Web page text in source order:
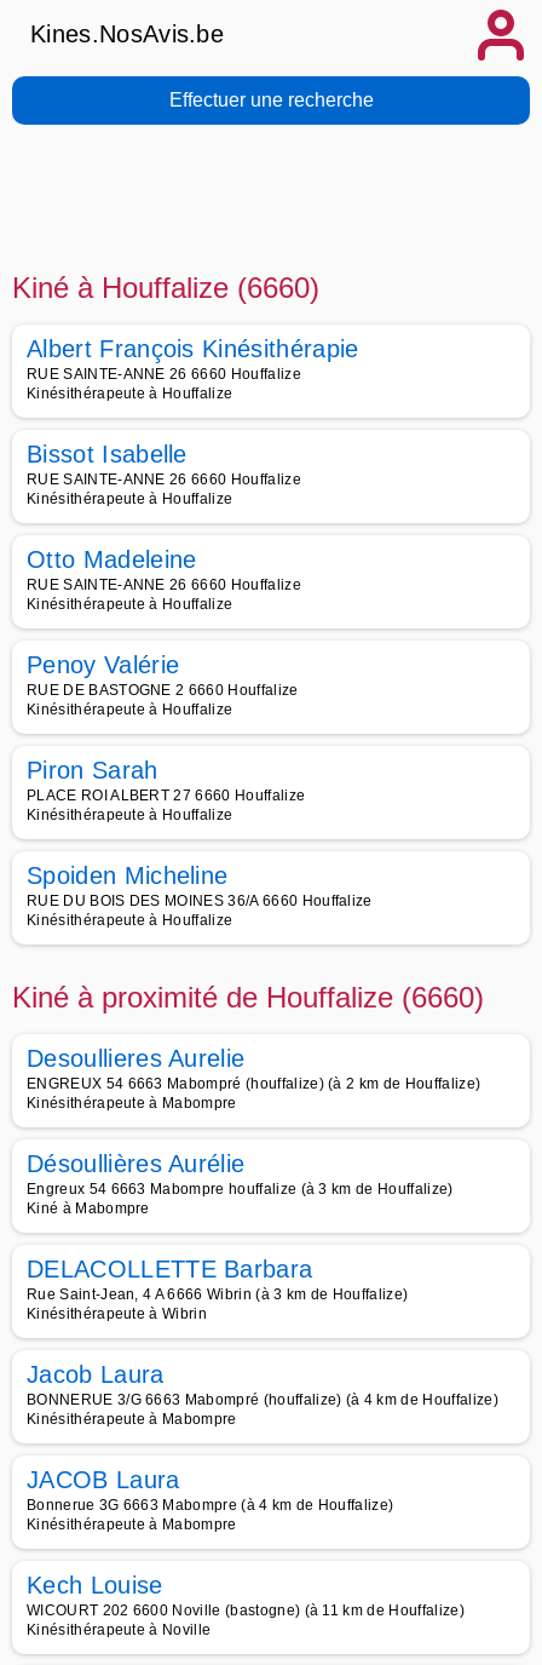
Kines.NosAvis.be
Effectuer une recherche
Kiné à Houffalize (6660)
Albert François Kinésithérapie
RUE SAINTE-ANNE 26 6660 Houffalize
Kinésithérapeute à Houffalize
Bissot Isabelle
RUE SAINTE-ANNE 26 6660 Houffalize
Kinésithérapeute à Houffalize
Otto Madeleine
RUE SAINTE-ANNE 26 6660 Houffalize
Kinésithérapeute à Houffalize
Penoy Valérie
RUE DE BASTOGNE 2 6660 Houffalize
Kinésithérapeute à Houffalize
Piron Sarah
PLACE ROI ALBERT 27 6660 Houffalize
Kinésithérapeute à Houffalize
Spoiden Micheline
RUE DU BOIS DES MOINES 36/A 6660 Houffalize
Kinésithérapeute à Houffalize
Kiné à proximité de Houffalize (6660)
Desoullieres Aurelie
ENGREUX 54 6663 Mabompré (houffalize) (à 2 km de Houffalize)
Kinésithérapeute à Mabompre
Désoullières Aurélie
Engreux 54 6663 Mabompre houffalize (à 3 km de Houffalize)
Kiné à Mabompre
DELACOLLETTE Barbara
Rue Saint-Jean, 4 A 6666 Wibrin (à 3 km de Houffalize)
Kinésithérapeute à Wibrin
Jacob Laura
BONNERUE 3/G 6663 Mabompré (houffalize) (à 4 km de Houffalize)
Kinésithérapeute à Mabompre
JACOB Laura
Bonnerue 3G 6663 Mabompre (à 4 km de Houffalize)
Kinésithérapeute à Mabompre
Kech Louise
WICOURT 202 6600 Noville (bastogne) (à 11 km de Houffalize)
Kinésithérapeute à Noville